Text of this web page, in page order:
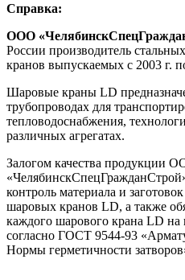
Справка:
ООО
России производитель
кранов выпускаемых с 2003 г.
Шаровые краны LD
трубопроводах для
тепловодоснабжения,
различных агрегатах.
Залогом качества продукции
контроль материала и
шаровых кранов LD, а также
каждого шарового крана LD на
согласно ГОСТ 9544-93
Нормы герметичности